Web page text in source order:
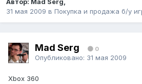
Автор: Mad Serg,
31 мая 2009 в Покупка и продажа б/у
Mad Serg 0
Опубликовано: 31 мая 2009
Xbox 360